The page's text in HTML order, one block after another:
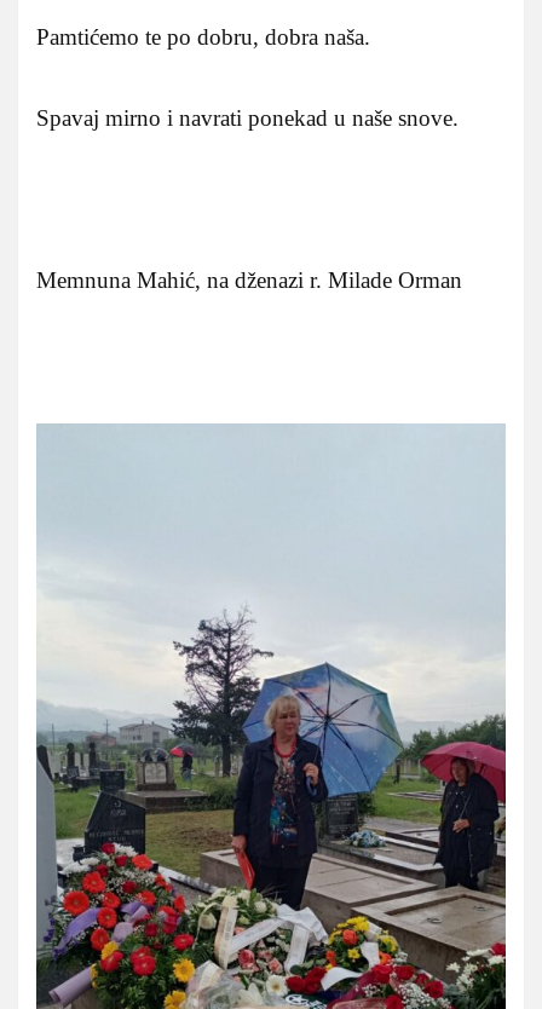
Pamtićemo te po dobru, dobra naša.
Spavaj mirno i navrati ponekad u naše snove.
Memnuna Mahić, na dženazi r. Milade Orman